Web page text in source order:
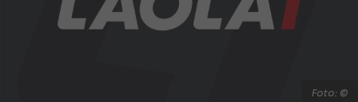
Foto: ©